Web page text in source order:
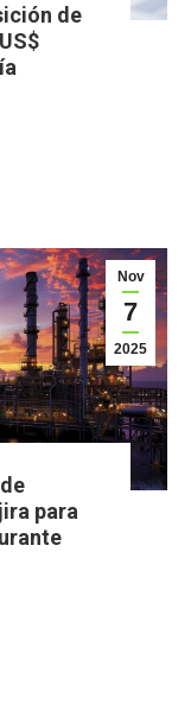
de
Nov
7
2025
para